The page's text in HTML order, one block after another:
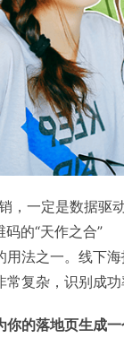
，一定是数据驱
码的“天作之合”
用法之一。线下
常复杂，识别成
你的落地页生成